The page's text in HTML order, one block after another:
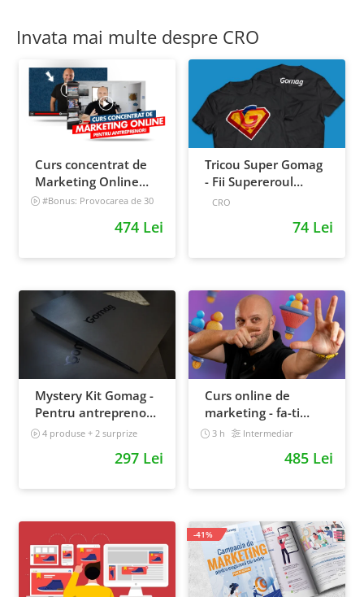
Invata mai multe despre CRO
Curs concentrat de
Marketing Online
pentru antreprenori
#Bonus: Provocarea de 30
474 Lei
Tricou Super Gomag
- Fii Supereroul
Clientilor Tai
CRO
74 Lei
Mystery Kit Gomag -
Pentru antreprenorii
curajosi - digital
4 produse + 2 surprize
297 Lei
Curs online de
marketing - fa-ti
propriul sales funnel
3 h Intermediar
485 Lei
-41%